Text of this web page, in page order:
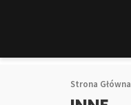
Strona Główna